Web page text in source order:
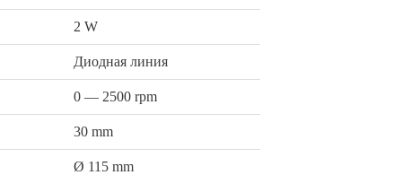
2 W
Диодная линия
0 — 2500 rpm
30 mm
Ø 115 mm